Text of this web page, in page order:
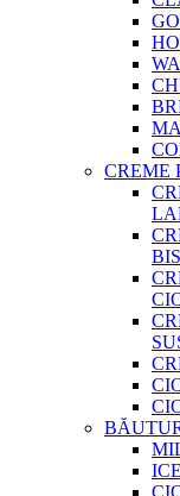
CREME